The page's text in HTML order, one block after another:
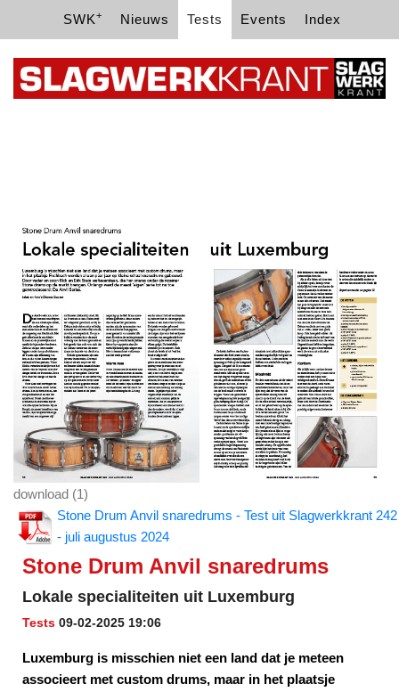
SWK+ Nieuws Tests Events Index
download (1)
Stone Drum Anvil snaredrums - Test uit Slagwerkkrant 242
- juli augustus 2024
Stone Drum Anvil snaredrums
Lokale specialiteiten uit Luxemburg
Tests 09-02-2025 19:06
Luxemburg is misschien niet een land dat je meteen
associeert met custom drums, maar in het plaatsje